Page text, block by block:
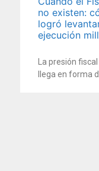
no existen:
logró
ejecución
La presión
llega en forma